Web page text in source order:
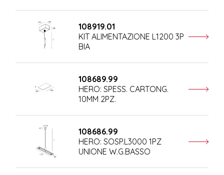
108919.01
KIT ALIMENTAZIONE L1200 3P
BIA
108689.99
HERO: SPESS. CARTONG.
10MM 2PZ.
108686.99
HERO: SOSP.L3000 1PZ
UNIONE W.G.BASSO